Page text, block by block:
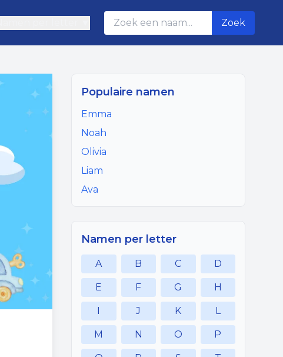
Zoek
Populaire namen
Emma
Noah
Olivia
Liam
Ava
Namen per letter
A B C D
E F G H
I J K L
M N O P